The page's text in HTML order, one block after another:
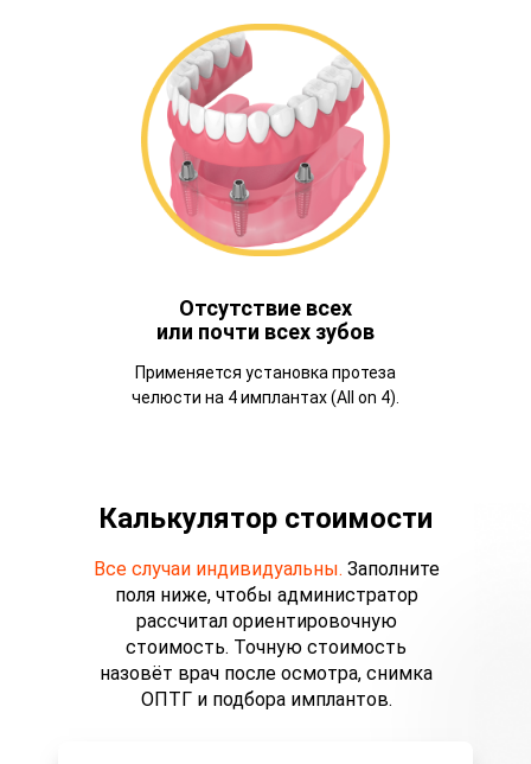
Отсутствие всех
или почти всех зубов
Применяется установка протеза
челюсти на 4 имплантах (All on 4).
Калькулятор стоимости
Все случаи индивидуальны. Заполните
поля ниже, чтобы администратор
рассчитал ориентировочную
стоимость. Точную стоимость
назовёт врач после осмотра, снимка
ОПТГ и подбора имплантов.